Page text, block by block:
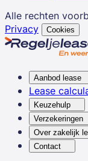
Alle rechten
Privacy
Cookies
Aanbod lease
Lease
Keuzehulp
Verzekeringen
Over zakelijk
Contact